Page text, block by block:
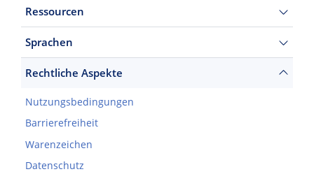
Ressourcen
Sprachen
Rechtliche Aspekte
Nutzungsbedingungen
Barrierefreiheit
Warenzeichen
Datenschutz